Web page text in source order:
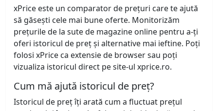
xPrice este un comparator de prețuri care te ajută
să găsești cele mai bune oferte. Monitorizăm
prețurile de la sute de magazine online pentru a-ți
oferi istoricul de preț și alternative mai ieftine. Poți
folosi xPrice ca extensie de browser sau poți
vizualiza istoricul direct pe site-ul xprice.ro.
Cum mă ajută istoricul de preț?
Istoricul de preț îți arată cum a fluctuat prețul